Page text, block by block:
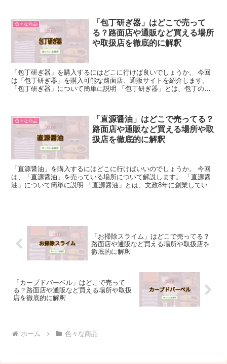
色々な商品
「包丁研ぎ器」はどこで売って
る？路面店や通販など買える場所
や取扱店を徹底的に解釈
「包丁研ぎ器」を購入するにはどこに行けば良いでしょうか。 今回
は「包丁研ぎ器」を購入可能な路面店、通販サイトを紹介します。
「包丁研ぎ器」について簡単に説明 「包丁研ぎ器」とは、包丁の刃
色々な商品
「直源醤油」はどこで売ってる？
路面店や通販など買える場所や取
扱店を徹底的に解釈
「直源醤油」を購入するにはどこに行けばいいのでしょうか。 今回
は、「直源醤油」を売っている場所について解説します。 「直源醤
油」について簡単に説明 「直源醤油」とは、文政8年に創業している
「お掃除スライム」はどこで売ってる？
路面店や通販など買える場所や取扱店を
徹底的に解釈
「カーブドバーベル」はどこで売って
る？路面店や通販など買える場所や取扱
店を徹底的に解釈
ホーム 色々な商品